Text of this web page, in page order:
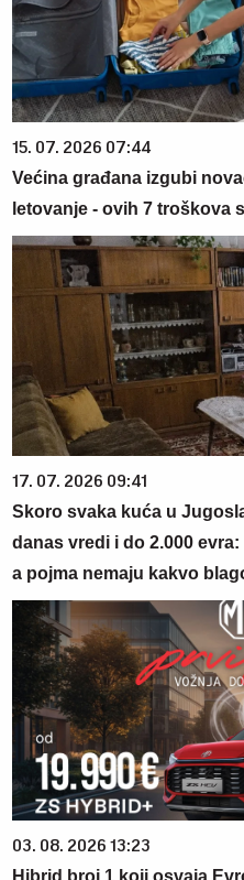
15. 07. 2026 07:44
Većina građana izgubi
letovanje - ovih 7 troškova
17. 07. 2026 09:41
Skoro svaka kuća u
danas vredi i do 2.000
a pojma nemaju kakvo
03. 08. 2026 13:23
Hibrid broj 1 koji osvaja